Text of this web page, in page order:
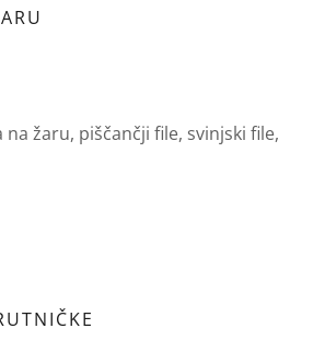
na žaru, piščančji file, svinjski file,